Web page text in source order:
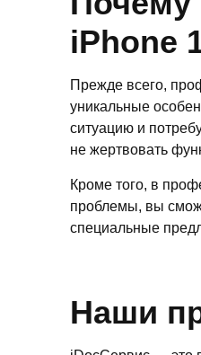
iPhone
Прежде всего,
уникальные
ситуацию и
не жертвовать
Кроме того, в
проблемы, вы
специальные
Наши